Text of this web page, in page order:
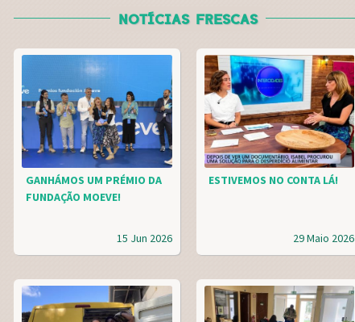
NOTÍCIAS FRESCAS
15 Jun 2026
GANHÁMOS UM PRÉMIO DA
FUNDAÇÃO MOEVE!
29 Maio 2026
ESTIVEMOS NO CONTA LÁ!